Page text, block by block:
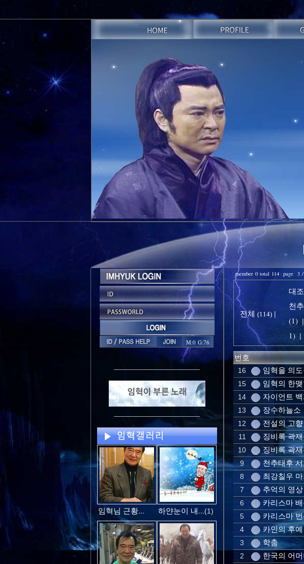
M:0 G:76
임혁님 근황... 하얀눈이 내...(1)
member 0 total 114 page 3
전체 (114)|
대
천
(1) |
1) |
번호
16 임혁을 의
15 임혁의 한
14 자이언트
13 장수하늘소
12 전설의 고
11 징비록 곽
10 징비록 곽
9 천추태후
8 최강칠우
7 추억의 영
6 카리스마
5 카리스마
4 카인의 후예
3 학춤
2 한국의 어